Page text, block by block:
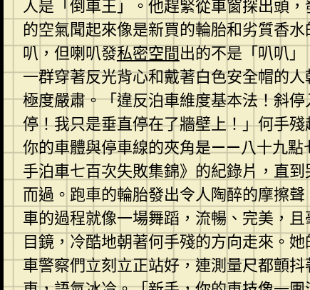
人是「倒車王」。他趕緊從車窗探出頭
的空氣聞起來像是新買的輪胎和劣質香
叭，但喇叭發私密空間出的不是「叭叭
一群穿著反光背心和戴著白色安全帽的
極度嚴肅。「違反泊車維度基本法！斜
停！我只是垂直停在了牆壁上！」何手
你的車體與停車線的夾角是——八十九點
手泊車七百次失敗集錦》的紀錄片，直
而過。跑車的輪胎發出令人陶醉的摩擦
車的過程就像一場舞蹈，流暢、完美，
目鏡，冷酷地朝著何手殘的方向走來。
車警察們立刻立正站好，連測量尺都顫